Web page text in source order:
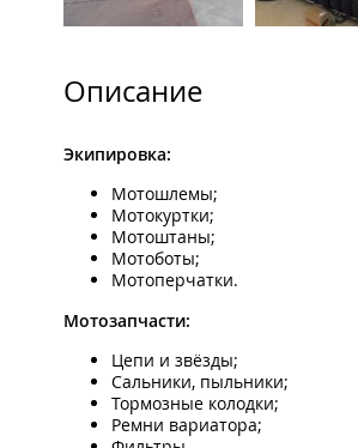
Описание
Экипировка:
Мотошлемы;
Мотокуртки;
Мотоштаны;
Мотоботы;
Мотоперчатки.
Мотозапчасти:
Цепи и звёзды;
Сальники, пыльники;
Тормозные колодки;
Ремни вариатора;